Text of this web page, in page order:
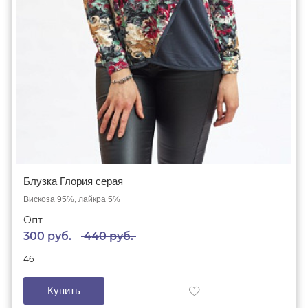
Блузка Глория серая
Вискоза 95%, лайкра 5%
Опт
300 руб. 440 руб.
46
Купить
Блузка Глория бордо
Вискоза 95%, лайкра 5%
Опт
300 руб. 440 руб.
46
Купить